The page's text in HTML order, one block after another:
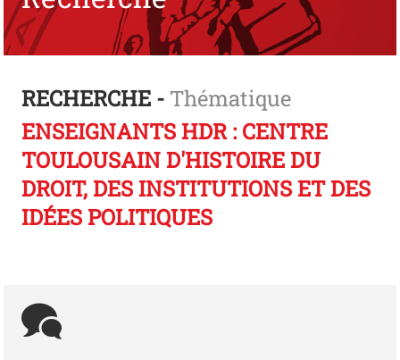
RECHERCHE - Thématique
ENSEIGNANTS HDR : CENTRE
TOULOUSAIN D'HISTOIRE DU
DROIT, DES INSTITUTIONS ET DES
IDÉES POLITIQUES